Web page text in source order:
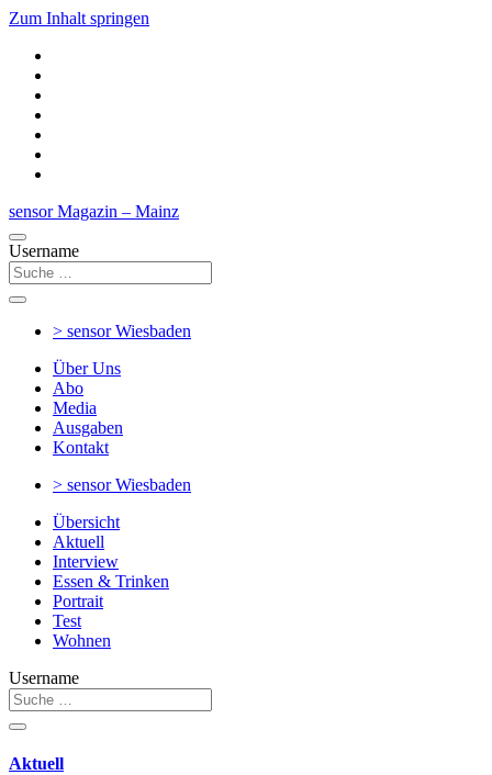
Zum Inhalt springen
sensor Magazin – Mainz
Username
> sensorWiesbaden
Über Uns
Abo
Media
Ausgaben
Kontakt
> sensorWiesbaden
Übersicht
Aktuell
Interview
Essen & Trinken
Portrait
Test
Wohnen
Username
Aktuell